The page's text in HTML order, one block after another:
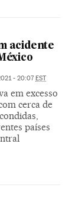
acidente
- 20:07EST
em excesso
cerca de
países